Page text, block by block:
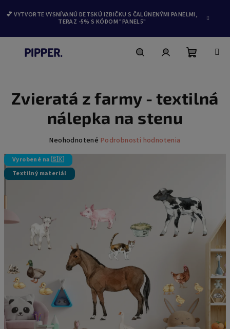
obsah
💕 VYTVORTE VYSNÍVANÚ DETSKÚ IZBIČKU S ČALÚNENÝMI PANELMI,
TERAZ -5% S KÓDOM "PANEL5"
košík
Zvieratá z farmy - textilná
nálepka na stenu
produktu
je
0,0
hviezdičiek.
Neohodnotené Podrobnosti hodnotenia
Vyrobené na 🇸🇰
Textilný materiál